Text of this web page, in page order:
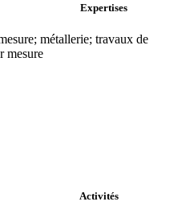
Expertises
métallerie; travaux de
mesure
Activités